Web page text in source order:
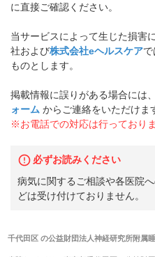
に直接ご確認ください。
当サービスによって生じた損害
社および株式会社eヘルスケア
ものとします。
掲載情報に誤りがある場合には
ォーム からご連絡をいただけま
※お電話での対応は行っており
必ずお読みください
病気に関するご相談や各医院
どは受け付けておりません。
千代田区の公益財団法人神経研究所附属